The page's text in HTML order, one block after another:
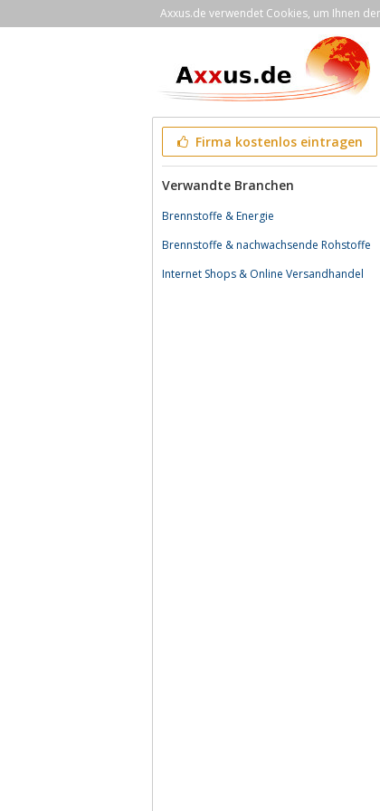
Axxus.de verwendet Cookies, um Ihnen
Firma kostenlos eintragen
Verwandte Branchen
Brennstoffe & Energie
Brennstoffe & nachwachsende Rohstoffe
Internet Shops & Online Versandhandel